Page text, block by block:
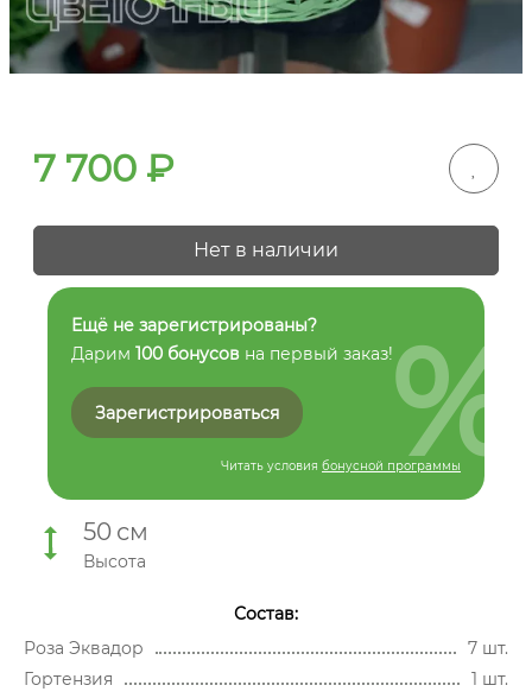
7 700 ₽
Нет в наличии
Ещё не зарегистрированы?
Дарим 100 бонусов на первый заказ!
Зарегистрироваться
Читать условия бонусной программы
%
50 см
Высота
Состав:
Роза Эквадор
7 шт.
Гортензия
1 шт.